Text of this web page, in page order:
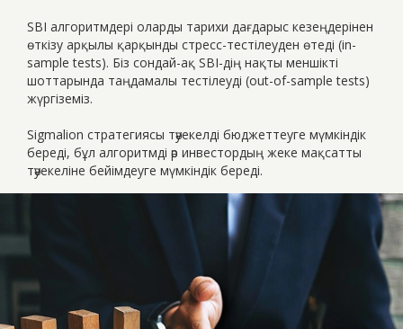
SBI алгоритмдері оларды тарихи дағдарыс кезеңдерінен
өткізу арқылы қарқынды стресс-тестілеуден өтеді (in-
sample tests). Біз сондай-ақ SBI-дің нақты меншікті
шоттарында таңдамалы тестілеуді (out-of-sample tests)
жүргіземіз.
Sigmalion стратегиясы тәуекелді бюджеттеуге мүмкіндік
береді, бұл алгоритмді әр инвестордың жеке мақсатты
тәуекеліне бейімдеуге мүмкіндік береді.